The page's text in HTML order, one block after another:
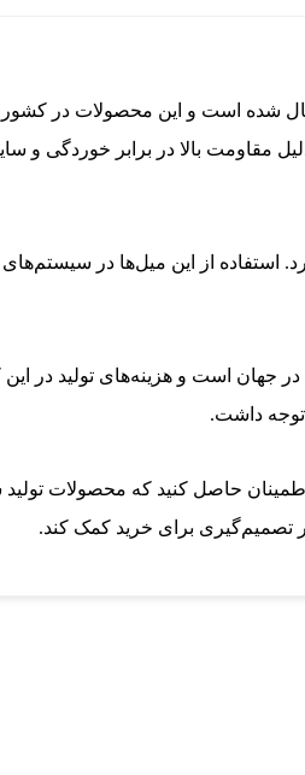
اعمال شده است و این محصولات در
مقاومت بالا در برابر خوردگی و
از این میل‌ها در سیستم‌های
در جهان است و هزینه‌های تولید در
توجه داشت.
بگیرید تا اطمینان حاصل کنید که محصولات
تصمیم‌گیری برای خرید کمک کند.